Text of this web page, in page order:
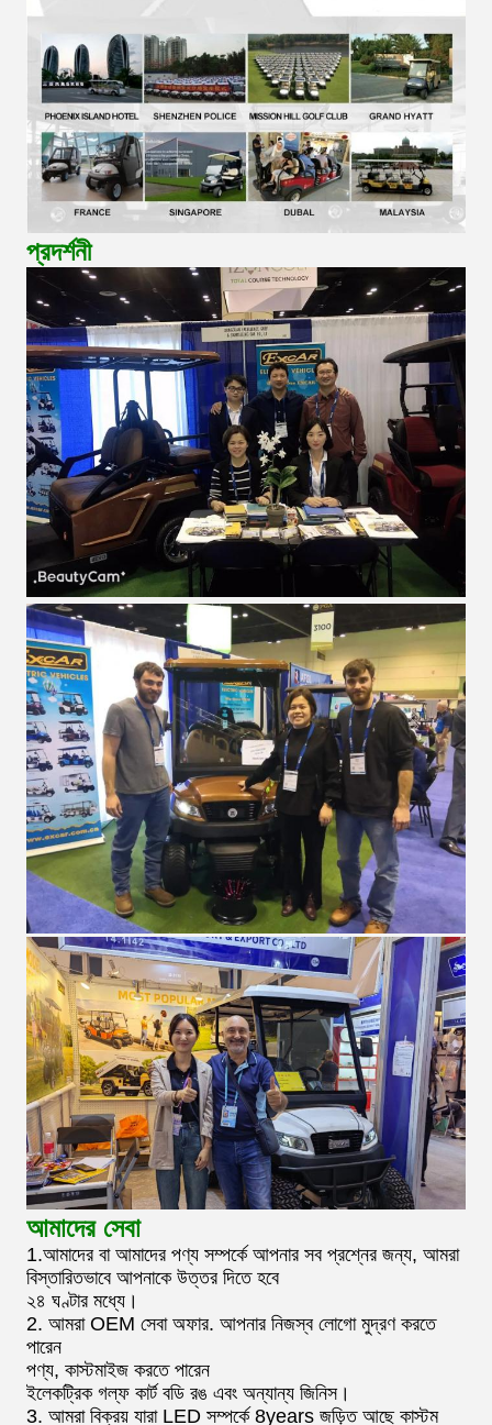
প্রদর্শনী
আমাদের সেবা
1.আমাদের বা আমাদের পণ্য সম্পর্কে আপনার সব প্রশ্নের জন্য, আমরা
বিস্তারিতভাবে আপনাকে উত্তর দিতে হবে
২৪ ঘণ্টার মধ্যে।
2. আমরা OEM সেবা অফার. আপনার নিজস্ব লোগো মুদ্রণ করতে
পারেন
পণ্য, কাস্টমাইজ করতে পারেন
ইলেকট্রিক গল্ফ কার্ট বডি রঙ এবং অন্যান্য জিনিস।
3. আমরা বিক্রয় যারা LED সম্পর্কে 8years জড়িত আছে কাস্টম